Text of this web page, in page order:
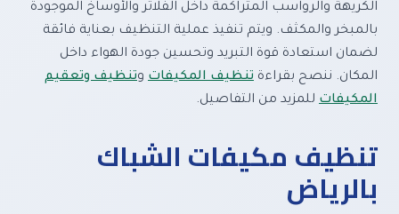
الكريهة والرواسب المتراكمة داخل الفلاتر والأوساخ الموجودة
بالمبخر والمكثف. ويتم تنفيذ عملية التنظيف بعناية فائقة
لضمان استعادة قوة التبريد وتحسين جودة الهواء داخل
المكان. ننصح بقراءة تنظيف المكيفات وتنظيف وتعقيم
المكيفات للمزيد من التفاصيل.
تنظيف مكيفات الشباك
بالرياض